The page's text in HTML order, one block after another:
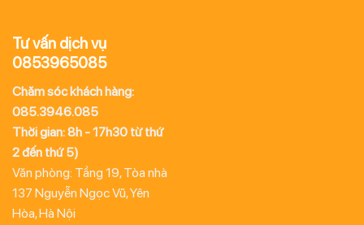
Tư vấn dịch vụ
0853965085
Chăm sóc khách hàng:
085.3946.085
Thời gian: 8h - 17h30 từ thứ
2 đến thứ 5)
Văn phòng: Tầng 19, Tòa nhà
137 Nguyễn Ngọc Vũ, Yên
Hòa, Hà Nội